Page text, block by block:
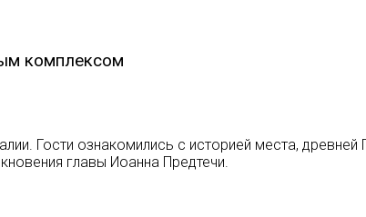
комплексом
Гости ознакомились с историей места,
главы Иоанна Предтечи.